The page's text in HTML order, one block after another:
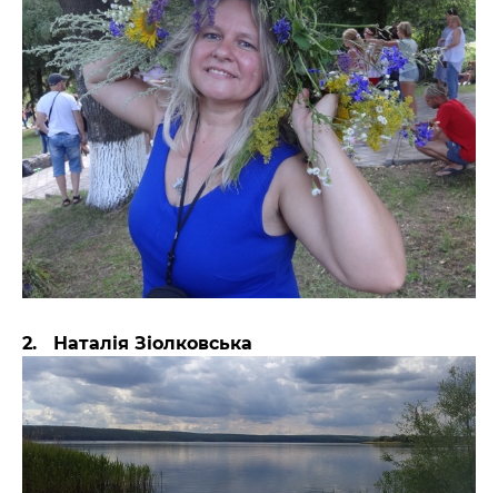
2. Наталія Зіолковська